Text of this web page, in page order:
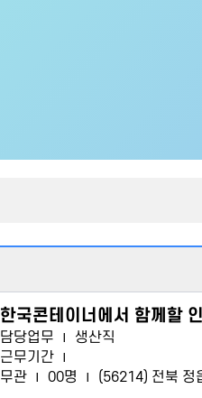
한국콘테이너에서 함께할
담당업무 |
생산직
근무기간 |
무관 | 00명 | (56214) 전북 정